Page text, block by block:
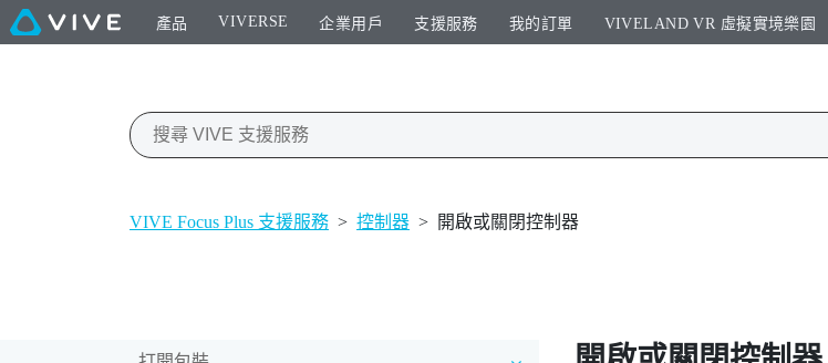
產品 VIVERSE 企業用戶 支援服務 我的訂單 VIVELAND VR 虛擬實境樂園​
VIVE Focus Plus 支援服務 > 控制器 > 開啟或關閉控制器